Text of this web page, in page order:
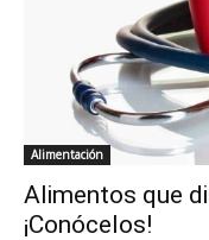
Alimentación
Alimentos que
¡Conócelos!